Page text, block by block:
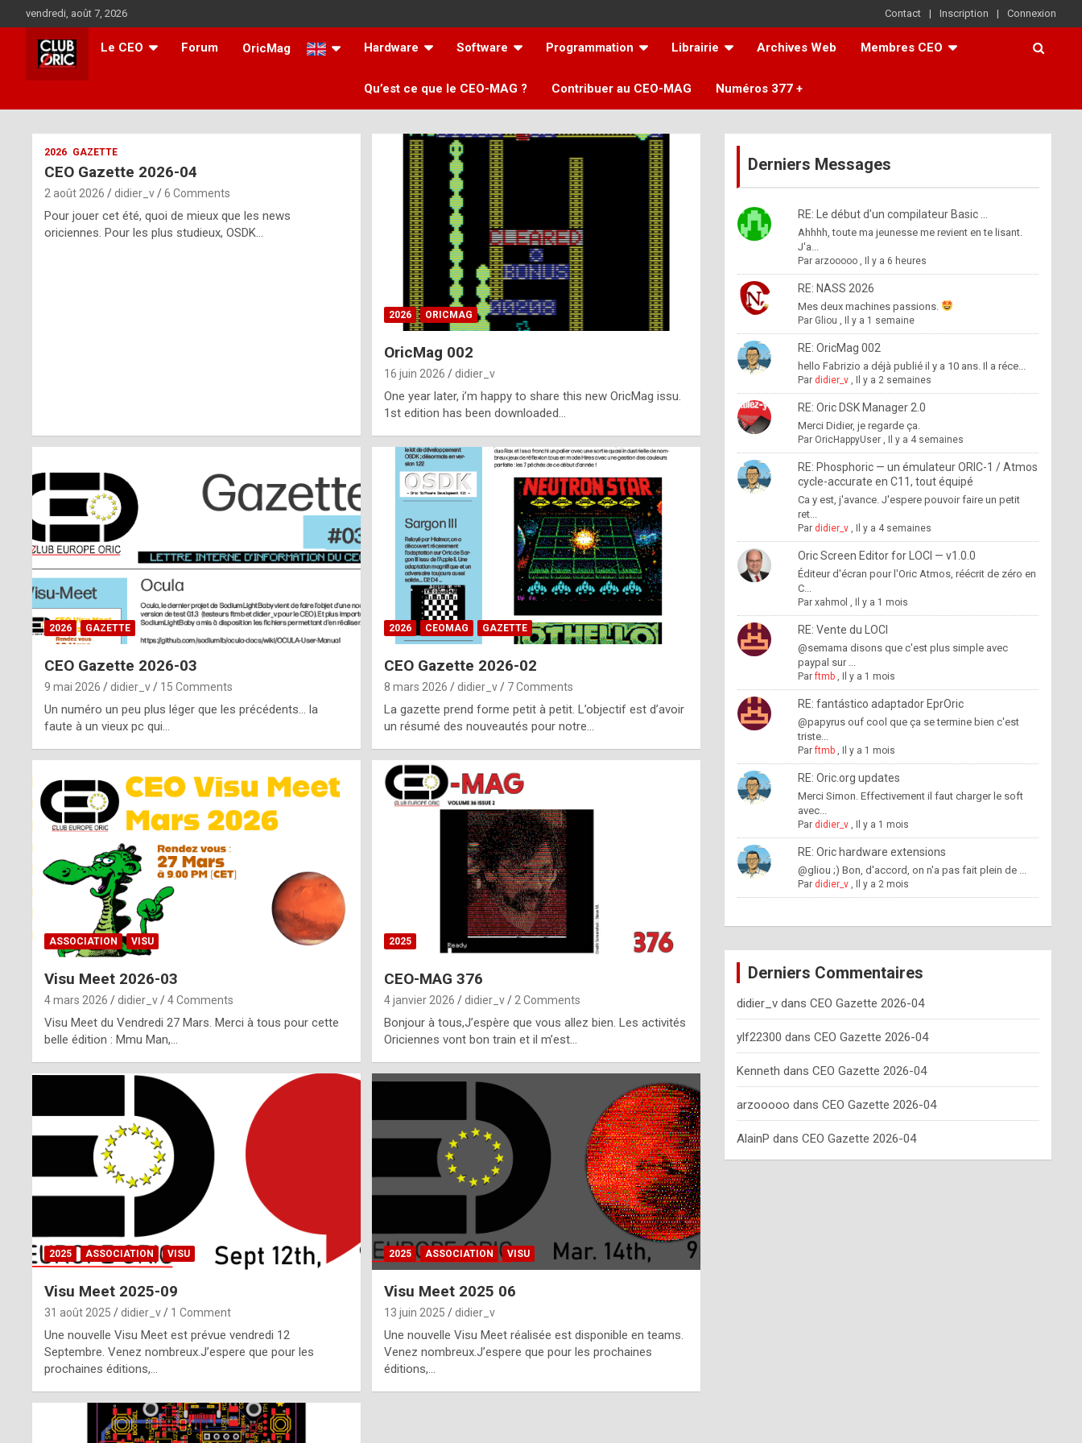
to
content
vendredi, août 7, 2026 Contact Inscription Connexion
Le CEO Forum OricMag Hardware Software Programmation Librairie Archives Web Membres CEO
Qu’est ce que le CEO-MAG ? Contribuer au CEO-MAG Numéros 377 +
ff
m
2026 GAZETTE
CEO Gazette 2026-04
2 août 2026 didier_v 6 Comments
Pour jouer cet été, quoi de mieux que les news
oriciennes. Pour les plus studieux, OSDK…
2026 ORICMAG
OricMag 002
16 juin 2026 didier_v
One year later, i’m happy to share this new OricMag issu.
1st edition has been downloaded…
2026 GAZETTE
CEO Gazette 2026-03
9 mai 2026 didier_v 15 Comments
Un numéro un peu plus léger que les précédents… la
faute à un vieux pc qui…
2026 CEOMAG GAZETTE
CEO Gazette 2026-02
8 mars 2026 didier_v 7 Comments
La gazette prend forme petit à petit. L’objectif est d’avoir
un résumé des nouveautés pour notre…
ASSOCIATION VISU
Visu Meet 2026-03
4 mars 2026 didier_v 4 Comments
Visu Meet du Vendredi 27 Mars. Merci à tous pour cette
belle édition : Mmu Man,…
2025
CEO-MAG 376
4 janvier 2026 didier_v 2 Comments
Bonjour à tous,J’espère que vous allez bien. Les activités
Oriciennes vont bon train et il m’est…
2025 ASSOCIATION VISU
Visu Meet 2025-09
31 août 2025 didier_v 1 Comment
Une nouvelle Visu Meet est prévue vendredi 12
Septembre. Venez nombreux.J’espere que pour les
prochaines éditions,…
2025 ASSOCIATION VISU
Visu Meet 2025 06
13 juin 2025 didier_v
Une nouvelle Visu Meet réalisée est disponible en teams.
Venez nombreux.J’espere que pour les prochaines
éditions,…
Derniers Messages
RE: Le début d'un compilateur Basic ...
Ahhhh, toute ma jeunesse me revient en te lisant.
J'a...
Par arzooooo, Il y a 6 heures
RE: NASS 2026
Mes deux machines passions.
Par Gliou , Il y a 1 semaine
RE: OricMag 002
hello Fabrizio a déjà publié il y a 10 ans. Il a réce...
Par didier_v, Il y a 2 semaines
RE: Oric DSK Manager 2.0
Merci Didier, je regarde ça.
Par OricHappyUser, Il y a 4 semaines
RE: Phosphoric — un émulateur ORIC-1 / Atmos
cycle-accurate en C11, tout équipé
Ca y est, j'avance. J'espere pouvoir faire un petit
ret...
Par didier_v, Il y a 4 semaines
Oric Screen Editor for LOCI — v1.0.0
Éditeur d'écran pour l'Oric Atmos, réécrit de zéro en
C...
Par xahmol , Il y a 1 mois
RE: Vente du LOCI
@semama disons que c'est plus simple avec
paypal sur ...
Parftmb, Il y a 1 mois
RE: fantástico adaptador EprOric
@papyrus ouf cool que ça se termine bien c'est
triste...
Parftmb, Il y a 1 mois
RE: Oric.org updates
Merci Simon. Effectivement il faut charger le soft
avec...
Par didier_v, Il y a 1 mois
RE: Oric hardware extensions
@gliou ;) Bon, d'accord, on n'a pas fait plein de ...
Par didier_v, Il y a 2 mois
Derniers Commentaires
didier_vdans CEO Gazette 2026-04
ylf22300 dans CEO Gazette 2026-04
Kenneth dans CEO Gazette 2026-04
arzooooo dans CEO Gazette 2026-04
AlainP dans CEO Gazette 2026-04